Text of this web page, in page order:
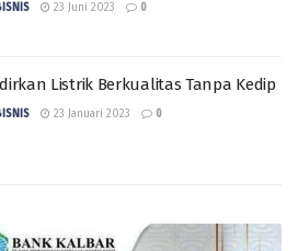
23 Juni 2023 0
Listrik Berkualitas Tanpa Kedip
23 Januari 2023 0